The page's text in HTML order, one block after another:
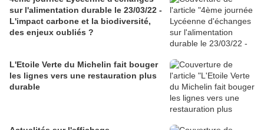
sur l'alimentation durable le 23/03/22 -
L'impact carbone et la biodiversité,
des enjeux oubliés ?
L'Etoile Verte du Michelin fait bouger
les lignes vers une restauration plus
durable